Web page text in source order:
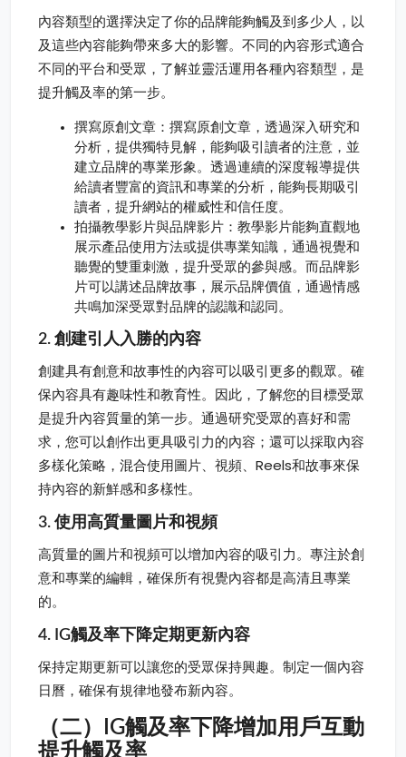
內容類型的選擇決定了你的品牌能夠觸及到多少人，以
及這些內容能夠帶來多大的影響。不同的內容形式適合
不同的平台和受眾，了解並靈活運用各種內容類型，是
提升觸及率的第一步。
撰寫原創文章：撰寫原創文章，透過深入研究和
分析，提供獨特見解，能夠吸引讀者的注意，並
建立品牌的專業形象。透過連續的深度報導提供
給讀者豐富的資訊和專業的分析，能夠長期吸引
讀者，提升網站的權威性和信任度。
拍攝教學影片與品牌影片：教學影片能夠直觀地
展示產品使用方法或提供專業知識，通過視覺和
聽覺的雙重刺激，提升受眾的參與感。而品牌影
片可以講述品牌故事，展示品牌價值，通過情感
共鳴加深受眾對品牌的認識和認同。
2. 創建引人入勝的內容
創建具有創意和故事性的內容可以吸引更多的觀眾。確
保內容具有趣味性和教育性。因此，了解您的目標受眾
是提升內容質量的第一步。通過研究受眾的喜好和需
求，您可以創作出更具吸引力的內容；還可以採取內容
多樣化策略，混合使用圖片、視頻、Reels和故事來保
持內容的新鮮感和多樣性。
3. 使用高質量圖片和視頻
高質量的圖片和視頻可以增加內容的吸引力。專注於創
意和專業的編輯，確保所有視覺內容都是高清且專業
的。
4. IG觸及率下降定期更新內容
保持定期更新可以讓您的受眾保持興趣。制定一個內容
日曆，確保有規律地發布新內容。
（二）IG觸及率下降增加用戶互動
提升觸及率